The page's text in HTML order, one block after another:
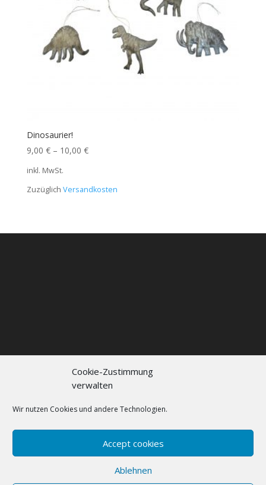
Cookie-Zustimmung
verwalten
Wir nutzen Cookies und andere Technologien.
Accept cookies
Ablehnen
Dinosaurier!
9,00 €– 10,00 €
inkl. MwSt.
Zuzüglich Versandkosten
Kontakt
Elegant Themes
WordPress